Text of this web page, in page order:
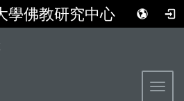
學佛教研究中心